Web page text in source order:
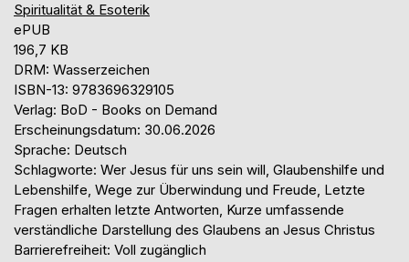
Spiritualität & Esoterik
ePUB
196,7 KB
DRM: Wasserzeichen
ISBN-13: 9783696329105
Verlag: BoD - Books on Demand
Erscheinungsdatum: 30.06.2026
Sprache: Deutsch
Schlagworte: Wer Jesus für uns sein will, Glaubenshilfe und
Lebenshilfe, Wege zur Überwindung und Freude, Letzte
Fragen erhalten letzte Antworten, Kurze umfassende
verständliche Darstellung des Glaubens an Jesus Christus
Barrierefreiheit: Voll zugänglich